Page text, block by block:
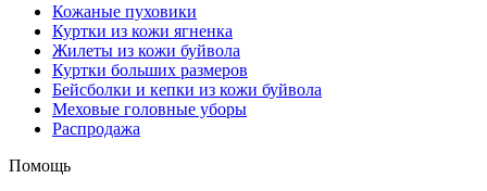
Кожаные пуховики
Куртки из кожи ягненка
Жилеты из кожи буйвола
Куртки больших размеров
Бейсболки и кепки из кожи буйвола
Меховые головные уборы
Распродажа
Помощь